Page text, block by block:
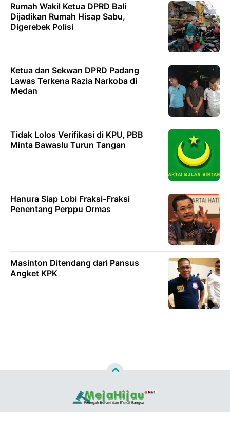
Rumah Wakil Ketua DPRD Bali
Dijadikan Rumah Hisap Sabu,
Digerebek Polisi
Ketua dan Sekwan DPRD Padang
Lawas Terkena Razia Narkoba di
Medan
Tidak Lolos Verifikasi di KPU, PBB
Minta Bawaslu Turun Tangan
Hanura Siap Lobi Fraksi-Fraksi
Penentang Perppu Ormas
Masinton Ditendang dari Pansus
Angket KPK
Copyright ©2026MEJAHIJAU.NET™